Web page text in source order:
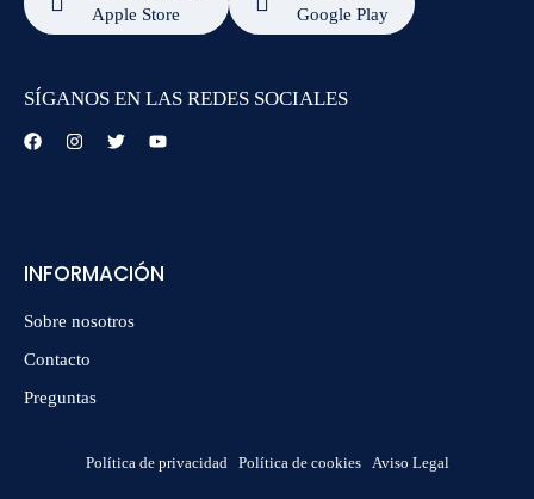
INFORMACIÓN
Sobre nosotros
Contacto
Preguntas
Apple Store Google Play
SÍGANOS EN LAS REDES SOCIALES
Política de privacidad Política de cookies Aviso Legal